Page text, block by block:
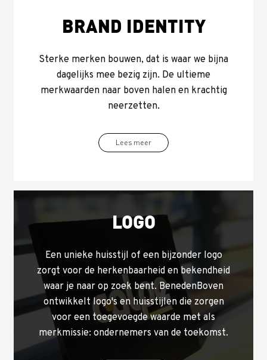
BRAND IDENTITY
Sterke merken bouwen, dat is waar we bijna
dagelijks mee bezig zijn. De ultieme
merkwaarden naar boven halen en krachtig
neerzetten.
Lees meer
LOGO
Een unieke huisstijl of een bijzonder logo
zorgt voor de herkenbaarheid en bekendheid
waar je naar op zoek bent. BenedenBoven
ontwikkelt logo's en huisstijlen die zorgen
voor een toegevoegde waarde met als
merkmissie: ondernemers van de toekomst.